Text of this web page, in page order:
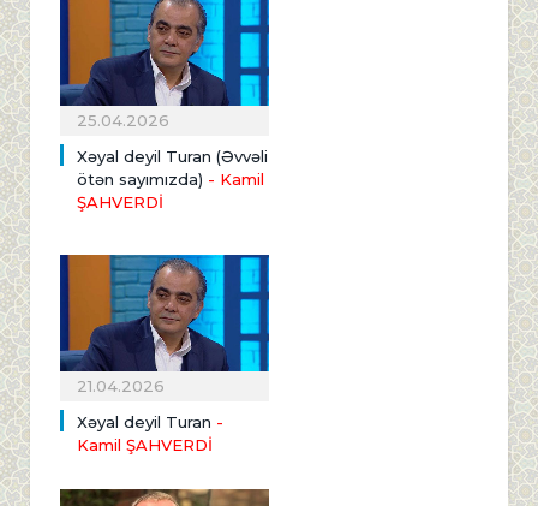
25.04.2026
Xəyal deyil Turan (Əvvəli
ötən sayımızda) - Kamil
ŞAHVERDİ
21.04.2026
Xəyal deyil Turan -
Kamil ŞAHVERDİ